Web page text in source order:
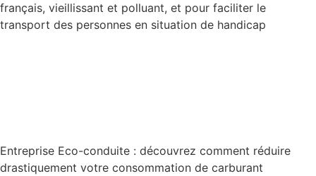
français, vieillissant et polluant, et pour faciliter le
transport des personnes en situation de handicap
Entreprise Eco-conduite : découvrez comment réduire
drastiquement votre consommation de carburant